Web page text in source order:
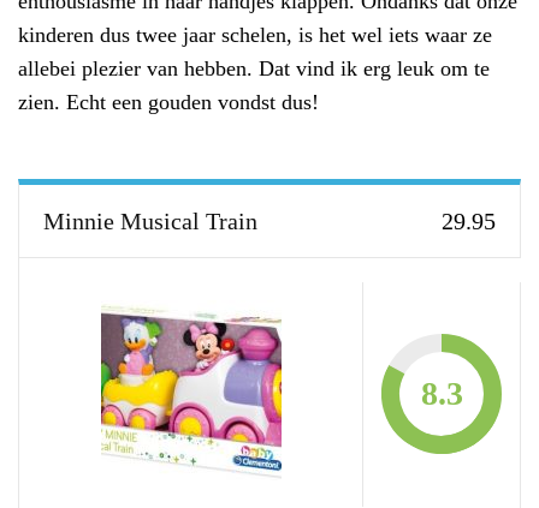
kinderen dus twee jaar schelen, is het wel iets waar ze
allebei plezier van hebben. Dat vind ik erg leuk om te
zien. Echt een gouden vondst dus!
Minnie Musical Train 29.95
8.3